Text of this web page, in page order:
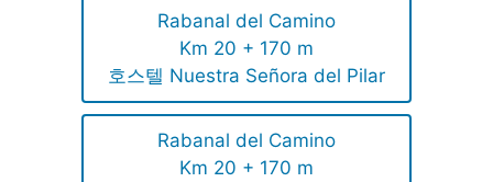
Rabanal del Camino
Km 20 + 170 m
호스텔 Nuestra Señora del Pilar
Rabanal del Camino
Km 20 + 170 m